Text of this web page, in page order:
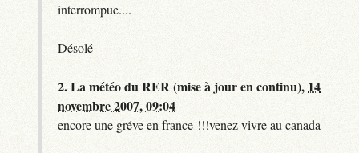
interrompue....
Désolé
2.La météo du RER (mise à jour en continu), 14
novembre 2007, 09:04
encore une gréve en france !!!venez vivre au canada